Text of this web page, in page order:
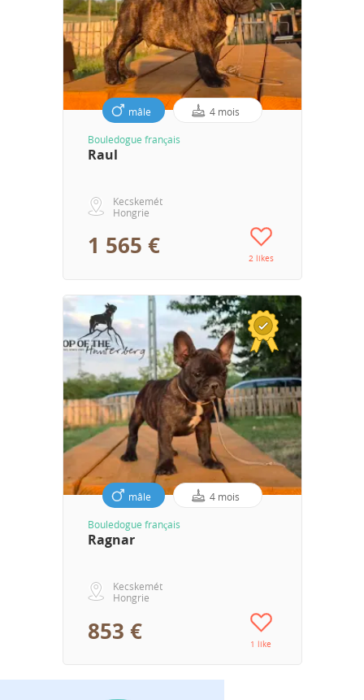
mâle 4 mois
Bouledogue français
Raul
Kecskemét
Hongrie
1 565 € 2 likes
mâle 4 mois
Bouledogue français
Ragnar
Kecskemét
Hongrie
853 € 1 like